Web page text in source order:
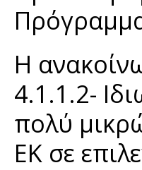
Η
4.1.1.2-
πολύ
ΕΚ σε